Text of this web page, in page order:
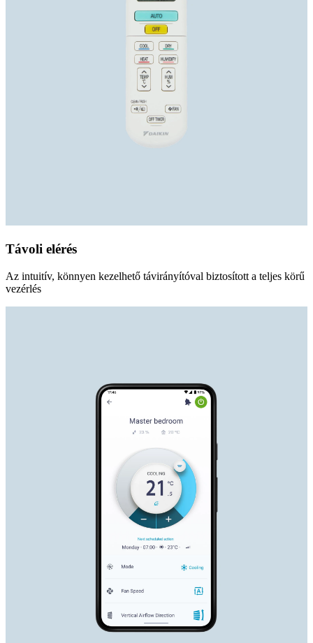
Távoli elérés
Az intuitív, könnyen kezelhető távirányítóval biztosított a teljes körű
vezérlés